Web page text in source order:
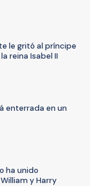
le gritó al príncipe
reina Isabel II
enterrada en un
ha unido
y Harry